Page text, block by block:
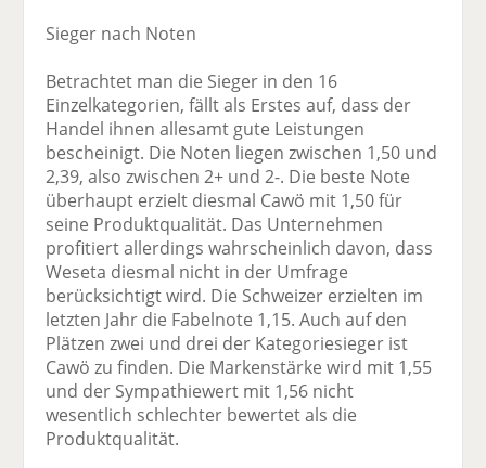
Sieger nach Noten
Betrachtet man die Sieger in den 16
Einzelkategorien, fällt als Erstes auf, dass der
Handel ihnen allesamt gute Leistungen
bescheinigt. Die Noten liegen zwischen 1,50 und
2,39, also zwischen 2+ und 2-. Die beste Note
überhaupt erzielt diesmal Cawö mit 1,50 für
seine Produktqualität. Das Unternehmen
profitiert allerdings wahrscheinlich davon, dass
Weseta diesmal nicht in der Umfrage
berücksichtigt wird. Die Schweizer erzielten im
letzten Jahr die Fabelnote 1,15. Auch auf den
Plätzen zwei und drei der Kategoriesieger ist
Cawö zu finden. Die Markenstärke wird mit 1,55
und der Sympathiewert mit 1,56 nicht
wesentlich schlechter bewertet als die
Produktqualität.